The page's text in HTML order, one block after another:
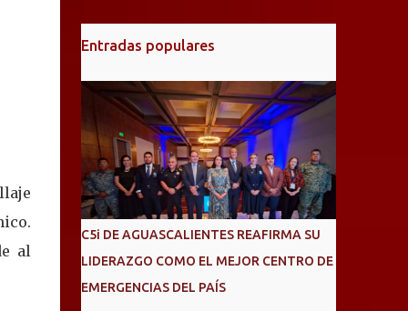
al
Entradas populares
C5i DE AGUASCALIENTES REAFIRMA SU
LIDERAZGO COMO EL MEJOR CENTRO DE
EMERGENCIAS DEL PAÍS